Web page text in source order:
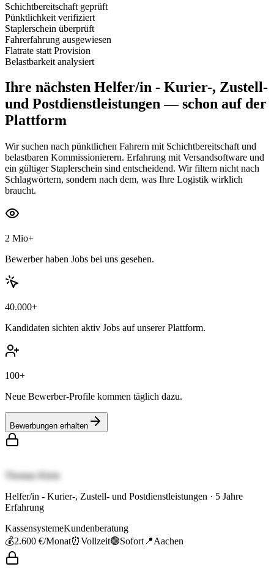
Schichtbereitschaft geprüft
Pünktlichkeit verifiziert
Staplerschein überprüft
Fahrerfahrung ausgewiesen
Flatrate statt Provision
Belastbarkeit analysiert
Ihre nächsten Helfer/in - Kurier-, Zustell-
und Postdienstleistungen— schon auf der
Plattform
Wir suchen nach pünktlichen Fahrern mit Schichtbereitschaft und
belastbaren Kommissionierern. Erfahrung mit Versandsoftware und
ein gültiger Staplerschein sind entscheidend. Wir filtern nicht nach
Schlagwörtern, sondern nach dem, was Ihre Logistik wirklich
braucht.
2 Mio+
Bewerber haben Jobs bei uns gesehen.
40.000+
Kandidaten sichten aktiv Jobs auf unserer Plattform.
100+
Neue Bewerber-Profile kommen täglich dazu.
Bewerbungen erhalten
Thomas Klein
Helfer/in - Kurier-, Zustell- und Postdienstleistungen · 5 Jahre
Erfahrung
KassensystemeKundenberatung
💰2.600 €/Monat⏰Vollzeit🟢Sofort 📍Aachen